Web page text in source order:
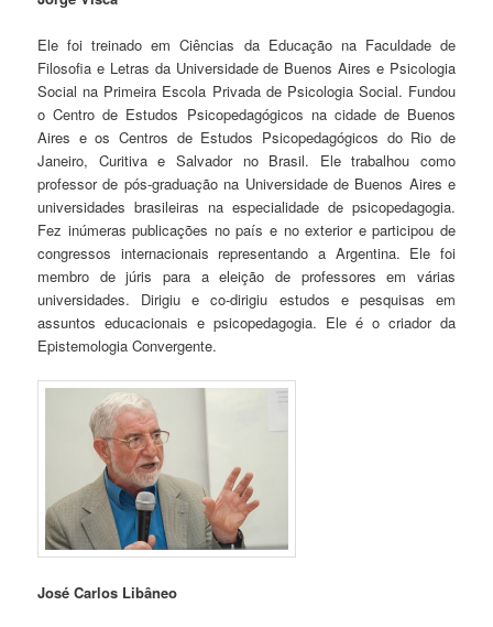
Ele foi treinado em Ciências da Educação na Faculdade de
Filosofia e Letras da Universidade de Buenos Aires e Psicologia
Social na Primeira Escola Privada de Psicologia Social. Fundou
o Centro de Estudos Psicopedagógicos na cidade de Buenos
Aires e os Centros de Estudos Psicopedagógicos do Rio de
Janeiro, Curitiva e Salvador no Brasil. Ele trabalhou como
professor de pós-graduação na Universidade de Buenos Aires e
universidades brasileiras na especialidade de psicopedagogia.
Fez inúmeras publicações no país e no exterior e participou de
congressos internacionais representando a Argentina. Ele foi
membro de júris para a eleição de professores em várias
universidades. Dirigiu e co-dirigiu estudos e pesquisas em
assuntos educacionais e psicopedagogia. Ele é o criador da
Epistemologia Convergente.
José Carlos Libâneo